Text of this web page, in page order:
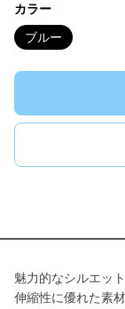
カラー
ブルー
魅力的なシルエッ
伸縮性に優れた素